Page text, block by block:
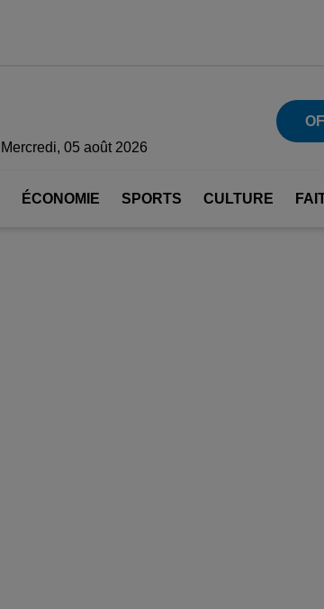
Mercredi, 05 août 2026
ÉCONOMIE SPORTS CULTURE